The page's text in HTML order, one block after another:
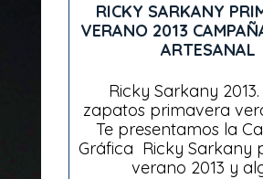
RICKY SARKANY
VERANO 2013
ARTESANAL
Ricky Sarkany
zapatos primavera
Te presentamos la
Gráfica Ricky Sarkany
verano 2013 y